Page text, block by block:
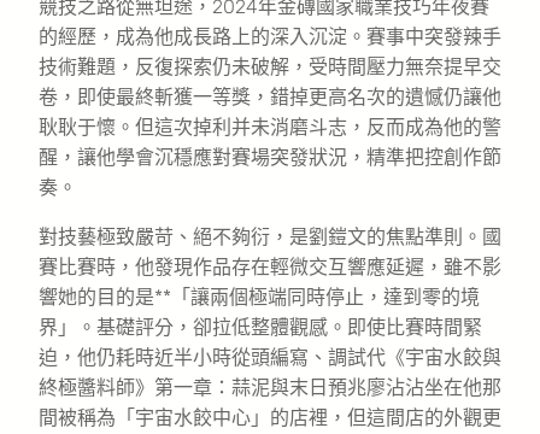
競技之路從無坦途，2024年金磚國家職業技巧年夜賽
的經歷，成為他成長路上的深入沉淀。賽事中突發辣手
技術難題，反復探索仍未破解，受時間壓力無奈提早交
卷，即使最終斬獲一等獎，錯掉更高名次的遺憾仍讓他
耿耿于懷。但這次掉利并未消磨斗志，反而成為他的警
醒，讓他學會沉穩應對賽場突發狀況，精準把控創作節
奏。
對技藝極致嚴苛、絕不夠衍，是劉鎧文的焦點準則。國
賽比賽時，他發現作品存在輕微交互響應延遲，雖不影
響她的目的是**「讓兩個極端同時停止，達到零的境
界」。基礎評分，卻拉低整體觀感。即使比賽時間緊
迫，他仍耗時近半小時從頭編寫、調試代《宇宙水餃與
終極醬料師》第一章：蒜泥與末日預兆廖沾沾坐在他那
間被稱為「宇宙水餃中心」的店裡，但這間店的外觀更